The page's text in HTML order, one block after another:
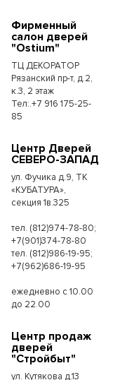
Фирменный
салон дверей
"Ostium"
ТЦ ДЕКОРАТОР
Рязанский пр-т, д.2,
к.3, 2 этаж
Тел:.+7 916 175-25-
85
Центр Дверей
СЕВЕРО-ЗАПАД
ул. Фучика д.9, ТК
«КУБАТУРА»,
секция 1в.325
тел. (812)974-78-80;
+7(901)374-78-80
тел. (812)986-19-95;
+7(962)686-19-95
ежедневно с 10.00
до 22.00
Центр продаж
дверей
"Стройбыт"
ул. Кутякова д.13